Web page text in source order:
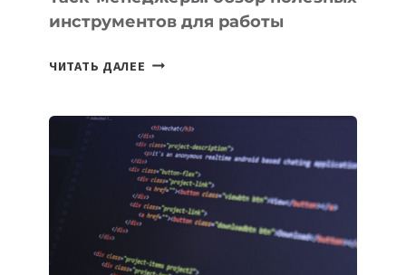
инструментов для работы
ЧИТАТЬ ДАЛЕЕ ТАСК-
ПОЛЕЗНЫХ
ИНСТРУМЕНТОВ
ДЛЯ
РАБОТЫ